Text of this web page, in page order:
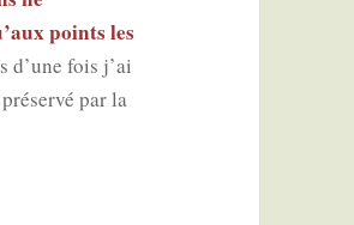
points les
d’une fois j’ai
par la